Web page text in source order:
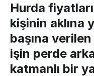
Hurda fiyatları
kişinin aklına
başına
işin perde
katmanlı bir